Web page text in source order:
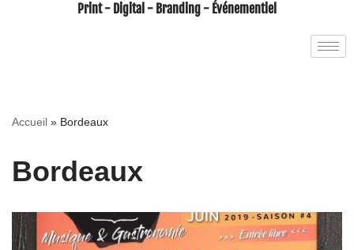
Print - Digital - Branding - Événementiel
Accueil » Bordeaux
Bordeaux